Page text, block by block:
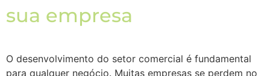
sua empresa
O desenvolvimento do setor comercial é fundamental
para qualquer negócio. Muitas empresas se perdem no